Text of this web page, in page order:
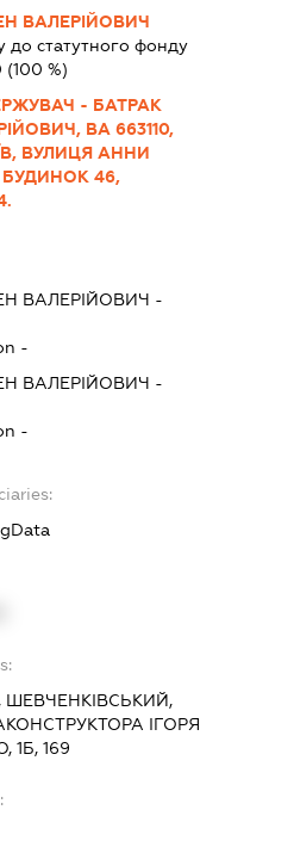
ВАЛЕРІЙОВИЧ
до статутного фонду
(100 %)
- БАТРАК
ВА 663110,
ВУЛИЦЯ АННИ
46,
ВАЛЕРІЙОВИЧ -
-
ВАЛЕРІЙОВИЧ -
-
ШЕВЧЕНКІВСЬКИЙ,
ІГОРЯ
1Б, 169